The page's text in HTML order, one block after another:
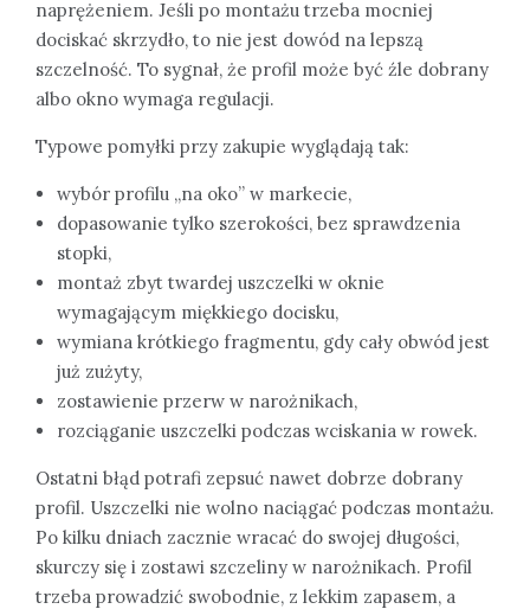
naprężeniem. Jeśli po montażu trzeba mocniej
dociskać skrzydło, to nie jest dowód na lepszą
szczelność. To sygnał, że profil może być źle dobrany
albo okno wymaga regulacji.
Typowe pomyłki przy zakupie wyglądają tak:
wybór profilu „na oko” w markecie,
dopasowanie tylko szerokości, bez sprawdzenia
stopki,
montaż zbyt twardej uszczelki w oknie
wymagającym miękkiego docisku,
wymiana krótkiego fragmentu, gdy cały obwód jest
już zużyty,
zostawienie przerw w narożnikach,
rozciąganie uszczelki podczas wciskania w rowek.
Ostatni błąd potrafi zepsuć nawet dobrze dobrany
profil. Uszczelki nie wolno naciągać podczas montażu.
Po kilku dniach zacznie wracać do swojej długości,
skurczy się i zostawi szczeliny w narożnikach. Profil
trzeba prowadzić swobodnie, z lekkim zapasem, a